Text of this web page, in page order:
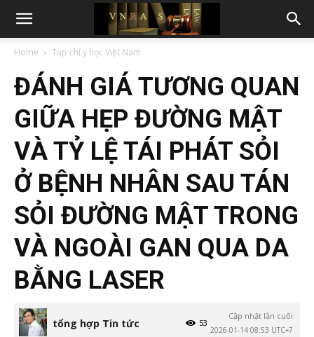
Home Tạp chí y học Việt Nam
ĐÁNH GIÁ TƯƠNG QUAN
GIỮA HẸP ĐƯỜNG MẬT
VÀ TỶ LỆ TÁI PHÁT SỎI
Ở BỆNH NHÂN SAU TÁN
SỎI ĐƯỜNG MẬT TRONG
VÀ NGOÀI GAN QUA DA
BẰNG LASER
tổng hợp Tin tức
Cập nhật lần cuối
2026-01-14 08:53 UTC+7
53